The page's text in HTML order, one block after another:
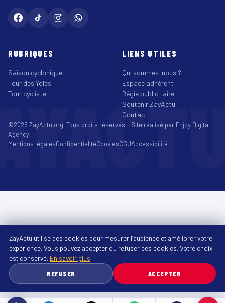
RUBRIQUES
Saison cyclonique
Tour des Yoles
Tour cycliste
LIENS UTILES
Qui sommes-nous ?
Espace adhérent
Régie publicitaire
Soutenir ZayActu
Contact
©2026 ZayActu.org. Tous droits réservés. · Site réalisé par Enjoy Digital
Agency
Mentions légalesConfidentialitéCookiesCGUAccessibilité
ZayActu utilise des cookies pour mesurer l’audience et améliorer votre
expérience. Vous pouvez accepter ou refuser ces cookies. Votre choix
est conservé. En savoir plus
REFUSER
ACCEPTER